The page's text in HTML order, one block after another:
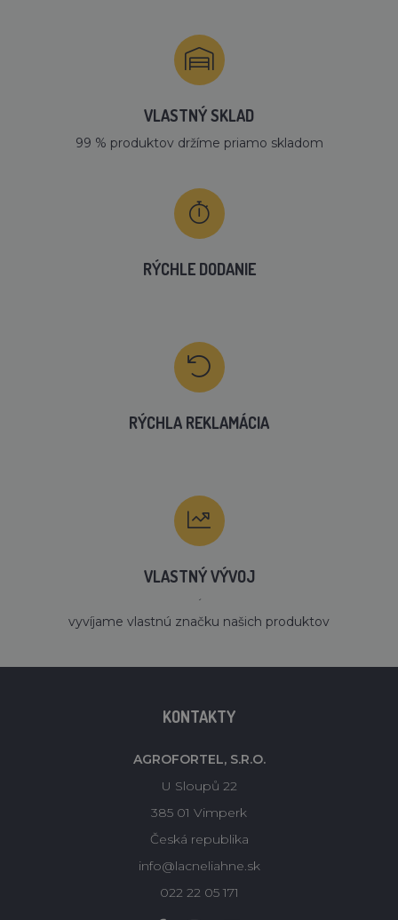
VLASTNÝ SKLAD
99 % produktov držíme priamo skladom
RÝCHLE DODANIE
RÝCHLA REKLAMÁCIA
VLASTNÝ VÝVOJ
´
vyvíjame vlastnú značku našich produktov
KONTAKTY
AGROFORTEL, S.R.O.
U Sloupů 22
385 01 Vimperk
Česká republika
info@lacneliahne.sk
022 22 05 171